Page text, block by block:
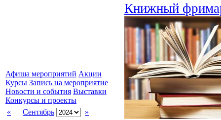
Афиша мероприятий Акции
Курсы Запись на мероприятие
Новости и события Выставки
Конкурсы и проекты
«
Сентябрь
»
Книжный